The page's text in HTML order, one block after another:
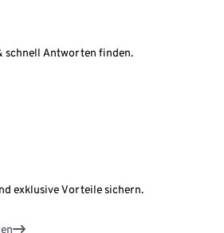
schnell Antworten finden.
exklusive Vorteile sichern.